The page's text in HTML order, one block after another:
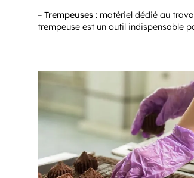
– Trempeuses: matériel dédié au
trempeuse est un outil indispensable